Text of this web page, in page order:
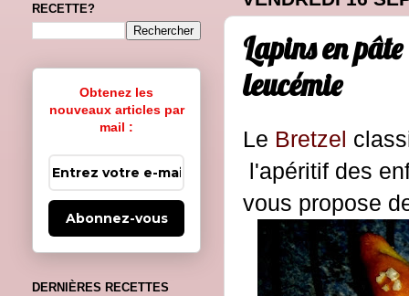
Lapins en
leucémie
Le Bretzel
l'apéritif des
vous propose
RECETTE?
Obtenez les
nouveaux articles par
mail :
Abonnez-vous
DERNIÈRES RECETTES